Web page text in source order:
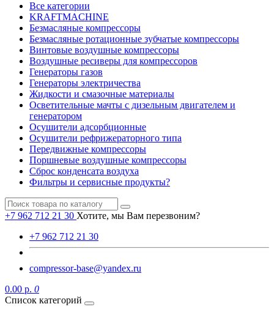
Все категории
KRAFTMACHINE
Безмасляные компрессоры
Безмасляные ротационные зубчатые компрессоры
Винтовые воздушные компрессоры
Воздушные ресиверы для компрессоров
Генераторы газов
Генераторы электричества
Жидкости и смазочные материалы
Осветительные мачты с дизельным двигателем и
генератором
Осушители адсорбционные
Осушители рефрижераторного типа
Передвижные компрессоры
Поршневые воздушные компрессоры
Сброс конденсата воздуха
Фильтры и сервисные продукты?
+7 962 712 21 30 Хотите, мы Вам перезвоним?
+7 962 712 21 30
compressor-base@yandex.ru
0.00 р. 0
Список категорий